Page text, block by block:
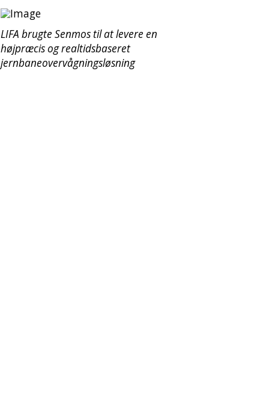
LIFA brugte Senmos til at levere en
højpræcis og realtidsbaseret
jernbaneovervågningsløsning